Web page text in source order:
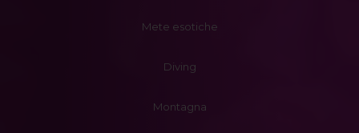
Mete esotiche
Diving
Montagna